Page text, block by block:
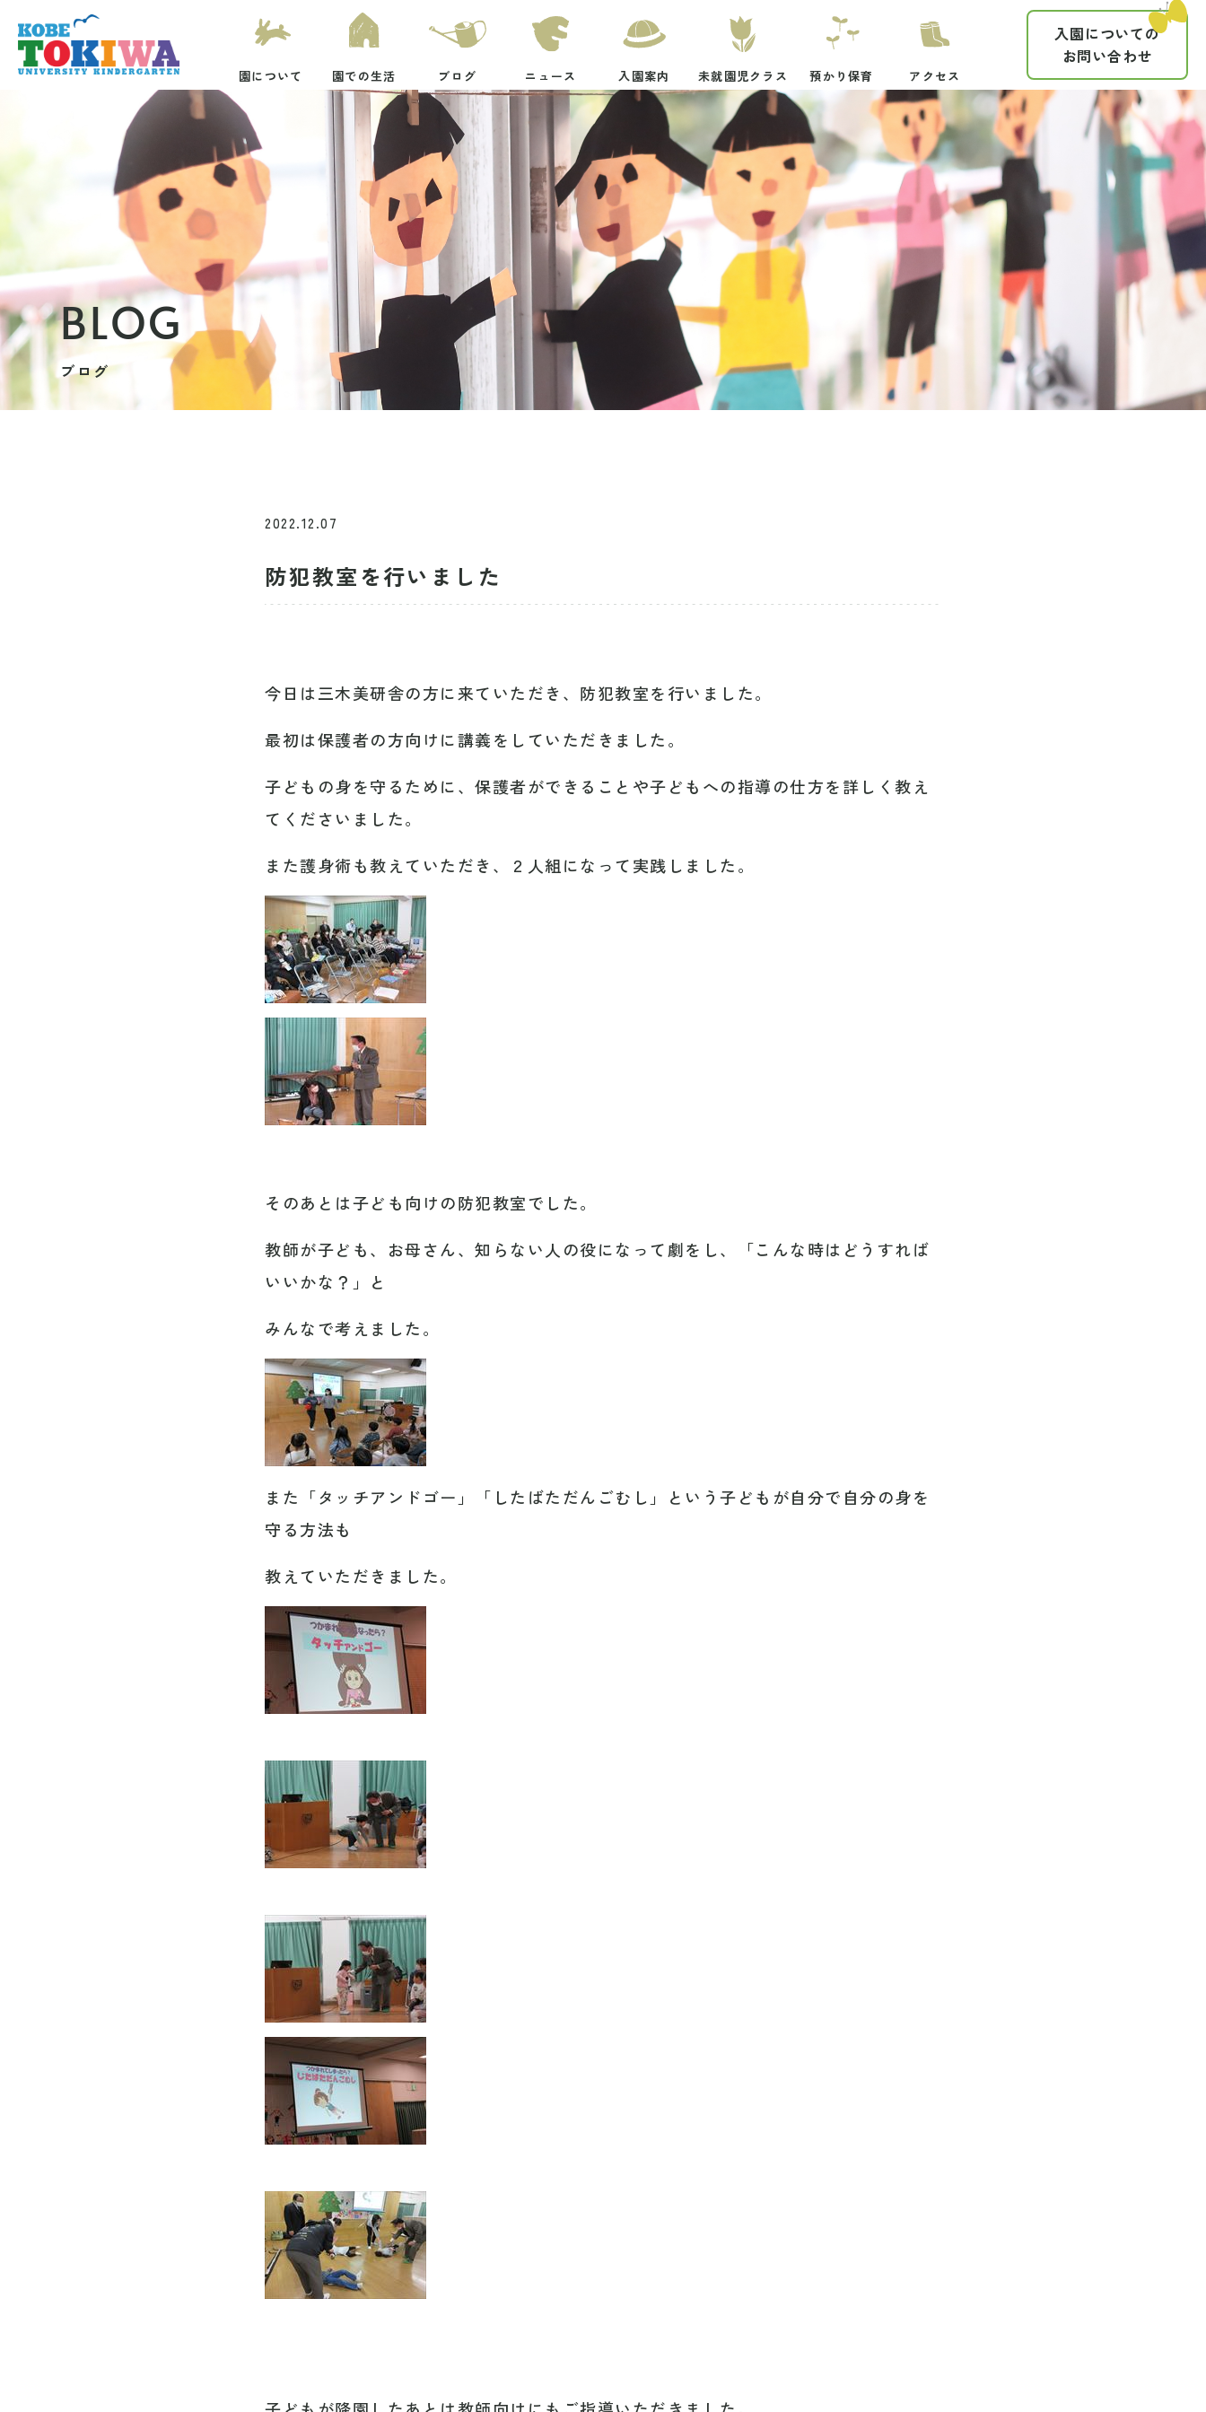
園について 園での生活 ブログ ニュース 入園案内 未就園児クラス 預かり保育 アクセス
入園についての
お問い合わせ
BLOG
ブログ
2022.12.07
防犯教室を行いました
今日は三木美研舎の方に来ていただき、防犯教室を行いました。
最初は保護者の方向けに講義をしていただきました。
子どもの身を守るために、保護者ができることや子どもへの指導の仕方を詳しく教え
てくださいました。
また護身術も教えていただき、２人組になって実践しました。
そのあとは子ども向けの防犯教室でした。
教師が子ども、お母さん、知らない人の役になって劇をし、「こんな時はどうすれば
いいかな？」と
みんなで考えました。
また「タッチアンドゴー」「したばただんごむし」という子どもが自分で自分の身を
守る方法も
教えていただきました。